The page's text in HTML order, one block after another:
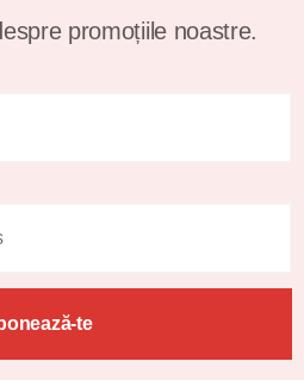
promoțiile noastre.
te